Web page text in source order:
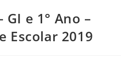
GI e 1° Ano –
Escolar 2019